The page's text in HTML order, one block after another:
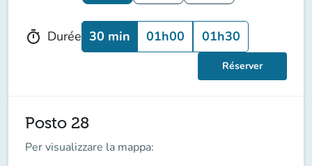
timer Durée 30 min 01h00 01h30
Réserver
Posto 28
Per visualizzare la mappa: